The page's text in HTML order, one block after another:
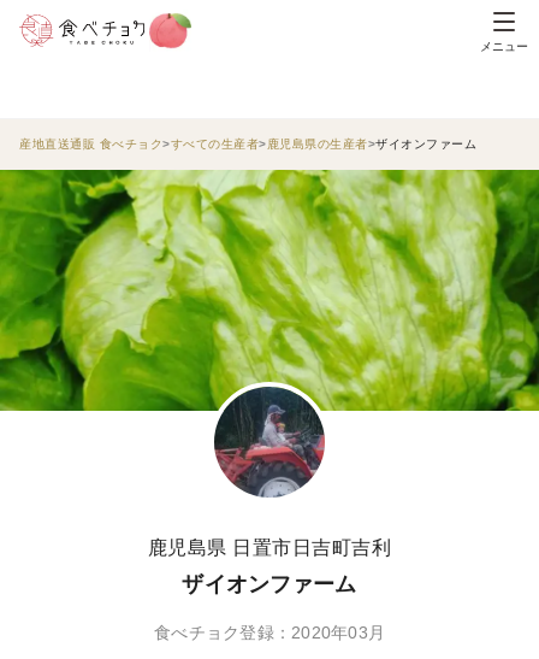
メニュー
産地直送通販 食べチョク すべての生産者 鹿児島県の生産者 ザイオンファーム
鹿児島県 日置市日吉町吉利
ザイオンファーム
食べチョク登録：2020年03月